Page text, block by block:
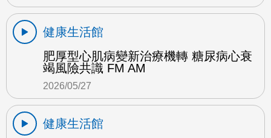
健康生活館
肥厚型心肌病變新治療機轉 糖尿病心衰
竭風險共識 FM AM
2026/05/27
健康生活館